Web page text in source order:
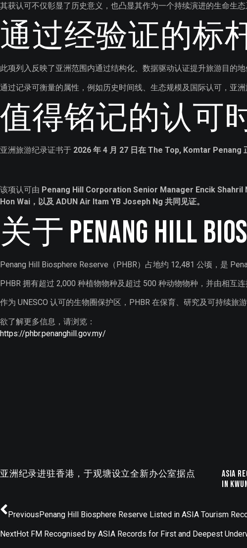
其获认可不仅彰显了历史意义，也凸显其作为一个持续演进的生命生
通过经验证的标
此项列入反映了亚洲范围内通过结构化、数据驱动认证提升旅游目的地
通过记录可衡量的属性，例如历史时间线、生态规模及国际认可，亚
值得铭记的认可
亚洲旅游纪录证书于 2026 年 4 月 27 日在 The Top, Komtar Penang
该项认可由 Penang Hill Corporation Senior Manager Encik
Hon Wai，以及 ADUN Air Itam YB Joseph Ng 共同见证。
关于 Penang Hill
Penang Hill Biosphere Reserve（PHBR）占地约 12,481 公顷，是
PHBR 拥有超过 2,000 种植物物种及超过 500 种动物物种，并由相互
作为 UNESCO 认可的生物圈保护区，PHBR 在保育、研究及可持续
欲了解更多信息，请浏览：
https://phbr.penanghill.gov.my/
亚洲纪录进驻香港，于观塘设立全新办公室据点
ASIA
in
PreviousPenang Hill Biosphere Reserve Listed in ASIA Tourism
NextHot FM Recognised by ASIA Records for First and Deepest